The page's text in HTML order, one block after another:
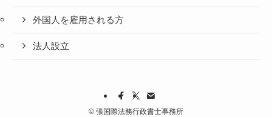
外国人を雇用される方
法人設立
© 張国際法務行政書士事務所